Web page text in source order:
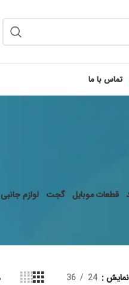
تماس با ما
قطعات موبایل گجت لوازم جانبی
نمایش 24
36